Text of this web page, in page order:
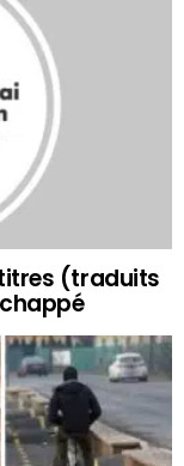
(traduits